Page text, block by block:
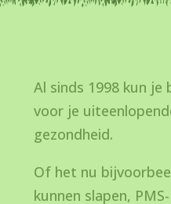
Al sinds 1998 kun
voor je
gezondheid.
Of het nu
kunnen slapen,